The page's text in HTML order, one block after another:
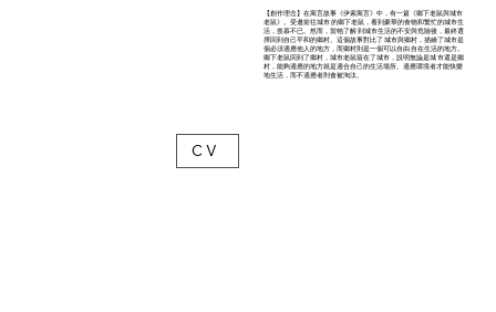
【創作理念】在寓言故事《伊索寓言》中，有一篇《鄉下老鼠與城市
老鼠》。受邀前往城市 的鄉下老鼠，看到豪華的食物和繁忙的城市生
活，羨慕不已。然而，當牠了解 到城市生活的不安與危險後，最終選
擇回到自己平和的鄉村。這個故事對比了 城市與鄉村，描繪了城市是
個必須適應他人的地方，而鄉村則是一個可以自由 自在生活的地方。
鄉下老鼠回到了鄉村，城市老鼠留在了城市，說明無論是城 市還是鄉
村，能夠適應的地方就是適合自己的生活場所。適應環境者才能快樂
地生活，而不適應者則會被淘汰。
C V